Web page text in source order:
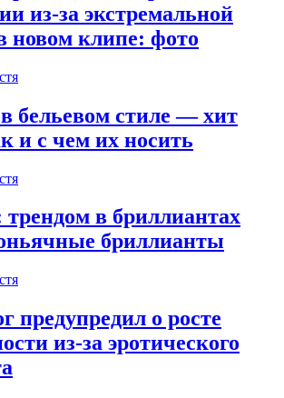
из-за экстремальной
новом клипе: фото
бельевом стиле — хит
и с чем их носить
в бриллиантах
бриллианты
предупредил о росте
из-за эротического